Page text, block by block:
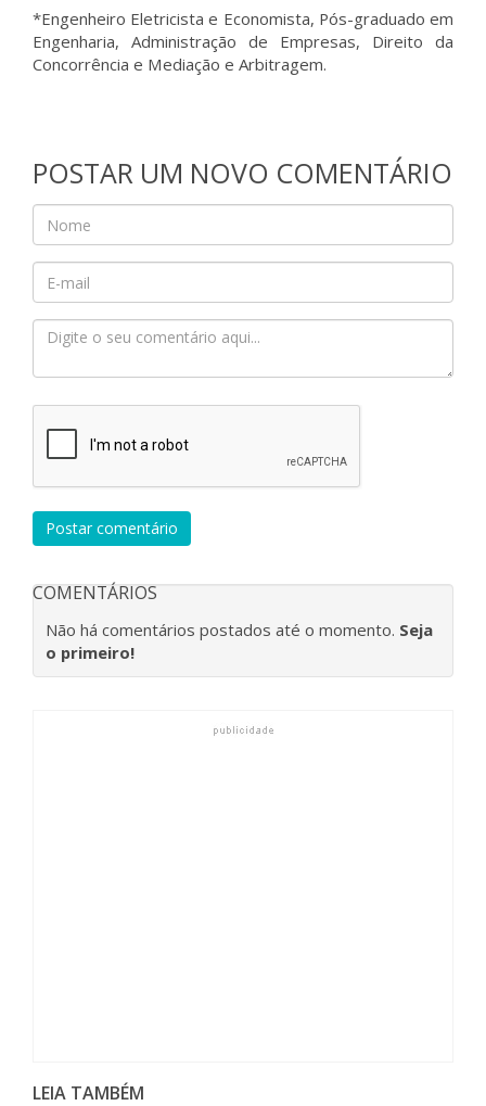
*Engenheiro Eletricista e Economista, Pós-graduado em
Engenharia, Administração de Empresas, Direito da
Concorrência e Mediação e Arbitragem.
POSTAR UM NOVO COMENTÁRIO
Postar comentário
COMENTÁRIOS
Não há comentários postados até o momento. Seja
o primeiro!
LEIA TAMBÉM